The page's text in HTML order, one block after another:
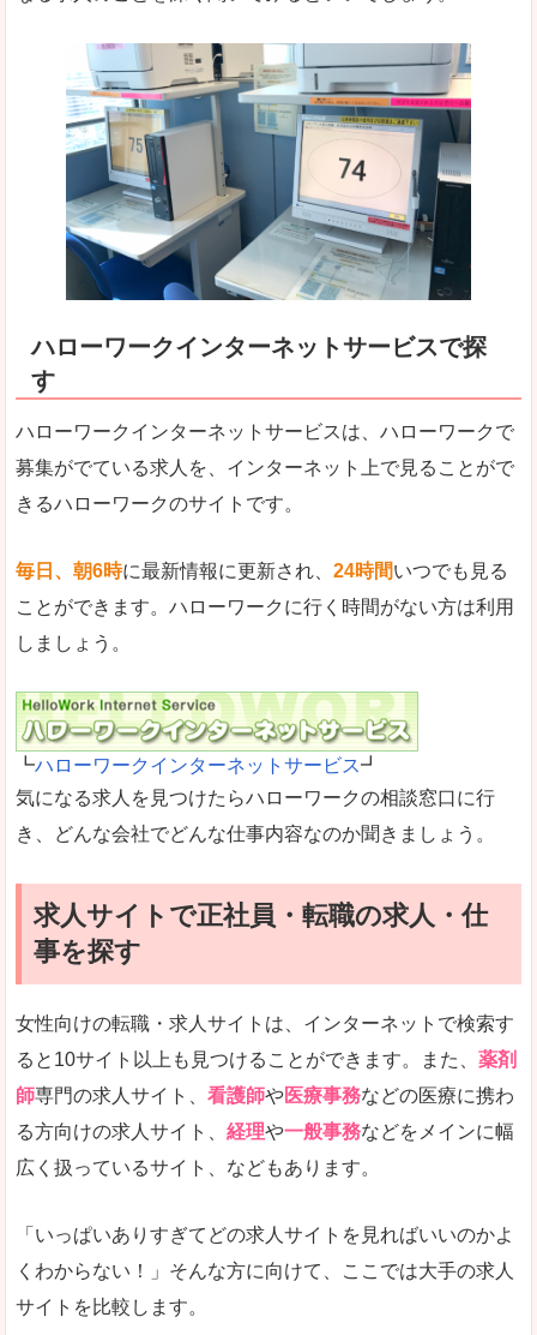
ハローワークインターネットサービスで探
す
ハローワークインターネットサービスは、ハローワークで
募集がでている求人を、インターネット上で見ることがで
きるハローワークのサイトです。
毎日、朝6時に最新情報に更新され、 24時間いつでも見る
ことができます。ハローワークに行く時間がない方は利用
しましょう。
┗ハローワークインターネットサービス┛
気になる求人を見つけたらハローワークの相談窓口に行
き、どんな会社でどんな仕事内容なのか聞きましょう。
求人サイトで正社員・転職の求人・仕
事を探す
女性向けの転職・求人サイトは、インターネットで検索す
ると10サイト以上も見つけることができます。また、 薬剤
師専門の求人サイト、 看護師や医療事務などの医療に携わ
る方向けの求人サイト、 経理や一般事務などをメインに幅
広く扱っているサイト、などもあります。
「いっぱいありすぎてどの求人サイトを見ればいいのかよ
くわからない！」そんな方に向けて、ここでは大手の求人
サイトを比較します。